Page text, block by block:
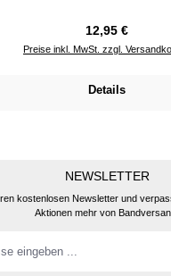
Regulärer Preis:
12,95 €
Preise inkl. MwSt. zzgl.
Details
NEWSLETTER
kostenlosen Newsletter und
Aktionen mehr von